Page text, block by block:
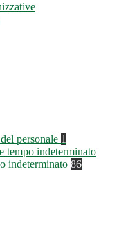
personale 1
tempo indeterminato
indeterminato 86